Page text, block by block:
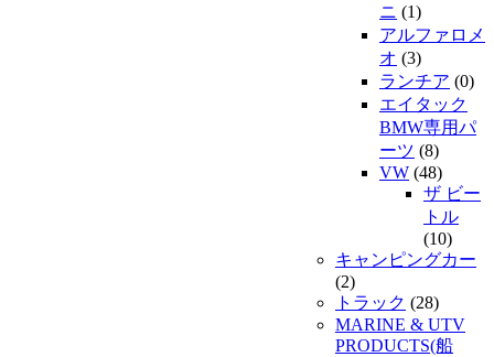
ニ (1)
アルファロメ
オ (3)
ランチア (0)
エイタック
BMW専用パ
ーツ (8)
VW (48)
ザ ビー
トル
(10)
キャンピングカー
(2)
トラック (28)
MARINE & UTV
PRODUCTS(船